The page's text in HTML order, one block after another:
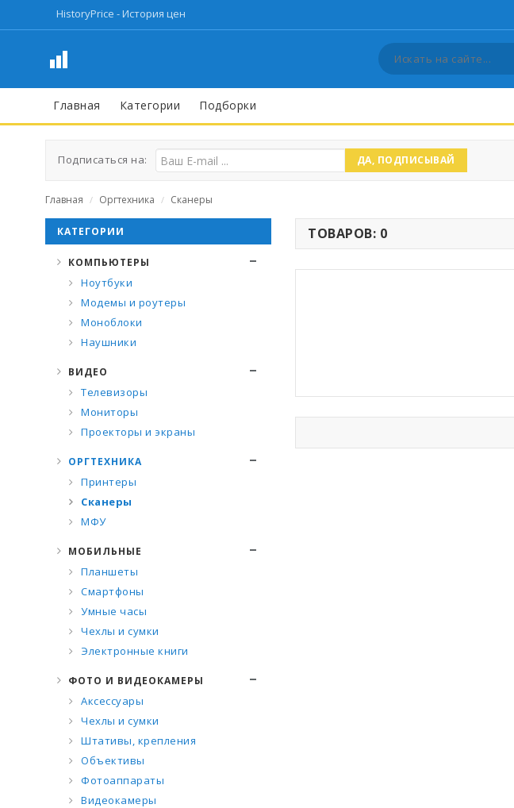
HistoryPrice - История цен
Главная Категории Подборки
Подписаться на: ДА, ПОДПИСЫВАЙ
Главная / Оргтехника / Сканеры
ТОВАРОВ: 0
КАТЕГОРИИ
КОМПЬЮТЕРЫ
Ноутбуки
Модемы и роутеры
Моноблоки
Наушники
ВИДЕО
Телевизоры
Мониторы
Проекторы и экраны
ОРГТЕХНИКА
Принтеры
Сканеры
МФУ
МОБИЛЬНЫЕ
Планшеты
Смартфоны
Умные часы
Чехлы и сумки
Электронные книги
ФОТО И ВИДЕОКАМЕРЫ
Аксессуары
Чехлы и сумки
Штативы, крепления
Объективы
Фотоаппараты
Видеокамеры